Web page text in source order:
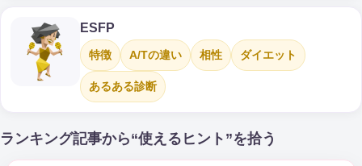
ESFP
特徴 A/Tの違い 相性 ダイエット
あるある診断
ランキング記事から“使えるヒント”を拾う